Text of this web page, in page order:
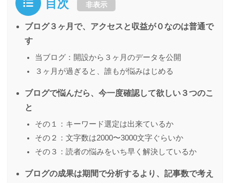
目次 非表示
ブログ３ヶ月で、アクセスと収益が０なのは普通で
す
当ブログ：開設から３ヶ月のデータを公開
３ヶ月が過ぎると、誰もが悩みはじめる
ブログで悩んだら、今一度確認して欲しい３つのこ
と
その１：キーワード選定は出来ているか
その２：文字数は2000〜3000文字ぐらいか
その３：読者の悩みをいち早く解決しているか
ブログの成果は期間で分析するより、記事数で考え